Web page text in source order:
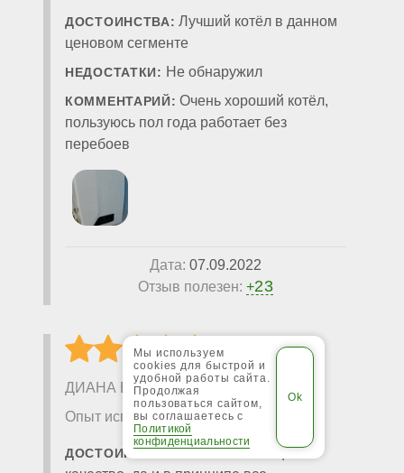
ДОСТОИНСТВА: Лучший котёл в данном
ценовом сегменте
НЕДОСТАТКИ: Не обнаружил
КОММЕНТАРИЙ: Очень хороший котёл,
пользуюсь пол года работает без
перебоев
Дата: 07.09.2022
Отзыв полезен: +23
ДИАНА БИЛЫК (Севастополь)
Опыт использования: Более года
ДОСТОИНСТВА:Соотношение цена-
Мы используем
cookies для быстрой и
удобной работы сайта.
Продолжая
пользоваться сайтом,
вы соглашаетесь с
Политикой
конфиденциальности